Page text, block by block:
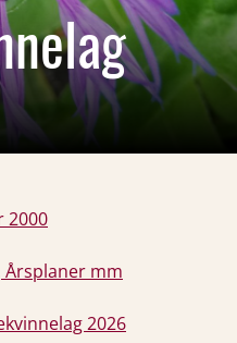
2000
Årsplaner mm
2026